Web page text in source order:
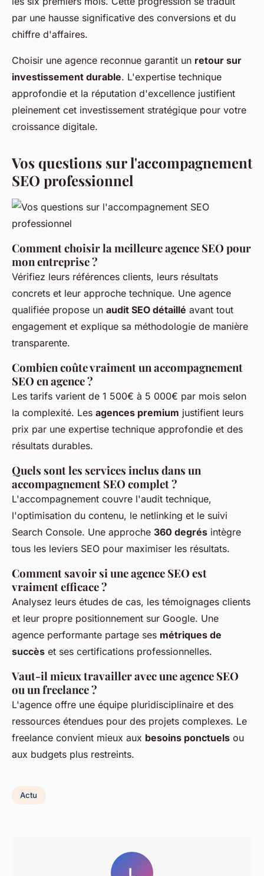
par une hausse significative des conversions et du
chiffre d'affaires.
Choisir une agence reconnue garantit un retour sur
investissement durable. L'expertise technique
approfondie et la réputation d'excellence justifient
pleinement cet investissement stratégique pour votre
croissance digitale.
Vos questions sur l'accompagnement
SEO professionnel
Comment choisir la meilleure agence SEO pour
mon entreprise ?
Vérifiez leurs références clients, leurs résultats
concrets et leur approche technique. Une agence
qualifiée propose un audit SEO détaillé avant tout
engagement et explique sa méthodologie de manière
transparente.
Combien coûte vraiment un accompagnement
SEO en agence ?
Les tarifs varient de 1 500€ à 5 000€ par mois selon
la complexité. Les agences premium justifient leurs
prix par une expertise technique approfondie et des
résultats durables.
Quels sont les services inclus dans un
accompagnement SEO complet ?
L'accompagnement couvre l'audit technique,
l'optimisation du contenu, le netlinking et le suivi
Search Console. Une approche 360 degrés intègre
tous les leviers SEO pour maximiser les résultats.
Comment savoir si une agence SEO est
vraiment efficace ?
Analysez leurs études de cas, les témoignages clients
et leur propre positionnement sur Google. Une
agence performante partage ses métriques de
succès et ses certifications professionnelles.
Vaut-il mieux travailler avec une agence SEO
ou un freelance ?
L'agence offre une équipe pluridisciplinaire et des
ressources étendues pour des projets complexes. Le
freelance convient mieux aux besoins ponctuels ou
aux budgets plus restreints.
Actu